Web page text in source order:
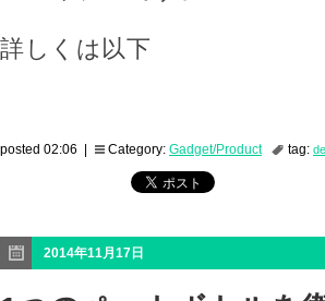
詳しくは以下
posted 02:06 | Category: Gadget/Product tag:
2014年11月17日